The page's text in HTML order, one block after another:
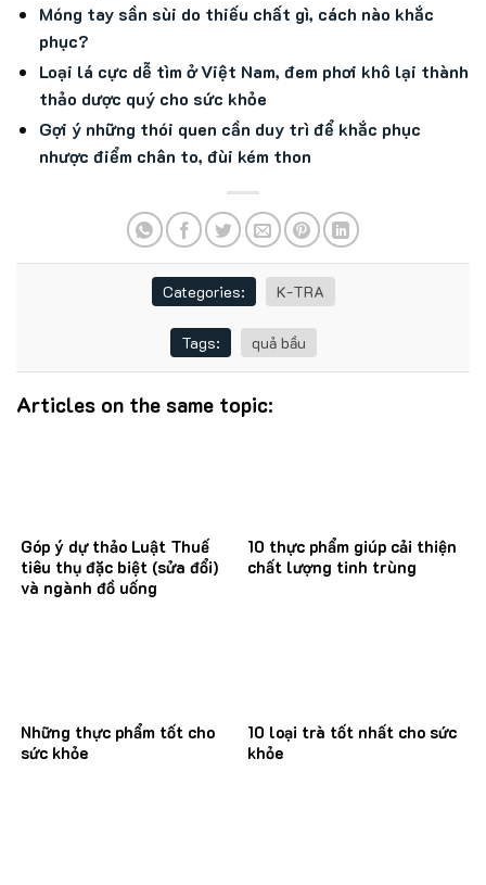
Móng tay sần sùi do thiếu chất gì, cách nào khắc
phục?
Loại lá cực dễ tìm ở Việt Nam, đem phơi khô lại thành
thảo dược quý cho sức khỏe
Gợi ý những thói quen cần duy trì để khắc phục
nhược điểm chân to, đùi kém thon
Categories: K-TRA
Tags: quả bầu
Articles on the same topic:
Góp ý dự thảo Luật Thuế
tiêu thụ đặc biệt (sửa đổi)
và ngành đồ uống
10 thực phẩm giúp cải thiện
chất lượng tinh trùng
Những thực phẩm tốt cho
sức khỏe
10 loại trà tốt nhất cho sức
khỏe